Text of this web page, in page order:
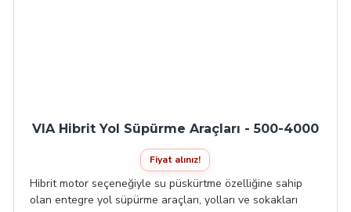
Fiyat alınız!
VIA Hibrit Yol Süpürme Araçları - 500-4000
Hibrit motor seçeneğiyle su püskürtme özelliğine sahip
olan entegre yol süpürme araçları, yolları ve sokakları